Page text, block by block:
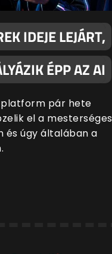
IDEJE LEJÁRT,
ÉPP AZ AI
platform pár hete
el a mesterséges
úgy általában a